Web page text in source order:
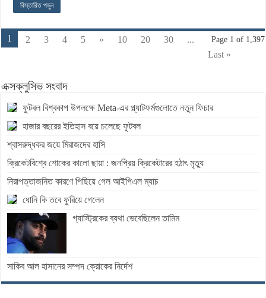
বিস্তারিত পড়ুন
Page 1 of 1,397
1 2 3 4 5 » 10 20 30
...
Last »
এক্সক্লুসিভ সংবাদ
ফুটবল বিশ্বকাপ উপলক্ষে Meta-এর প্ল্যাটফর্মগুলোতে নতুন ফিচার
হাজার বছরের ইতিহাস বয়ে চলেছে ফুটবল
শ্বাসরুদ্ধকর জয়ে মিরাজদের হাসি
ক্রিকেটবিশ্বে শোকের কালো ছায়া : জনপ্রিয় ক্রিকেটারের হঠাৎ মৃত্যু
নিরাপত্তাজনিত কারণে পিছিয়ে গেল আইপিএল ম্যাচ
ধোনি কি তবে ফুরিয়ে গেলেন
গ্যাস্ট্রিকের ব্যথা ভেবেছিলেন তামিম
সাকিব আল হাসানের সম্পদ ক্রোকের নির্দেশ